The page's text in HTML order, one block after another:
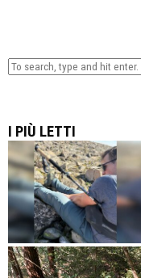
I PIÙ LETTI